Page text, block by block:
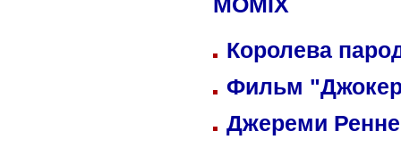
MOMIX
Королева
Фильм
Джереми